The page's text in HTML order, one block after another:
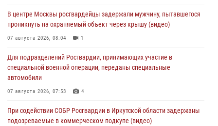
В центре Москвы росгвардейцы задержали мужчину, пытавшегося
проникнуть на охраняемый объект через крышу (видео)
07 августа 2026, 08:04 1
Для подразделений Росгвардии, принимающих участие в
специальной военной операции, переданы специальные
автомобили
07 августа 2026, 07:53 4
При содействии СОБР Росгвардии в Иркутской области задержаны
подозреваемые в коммерческом подкупе (видео)